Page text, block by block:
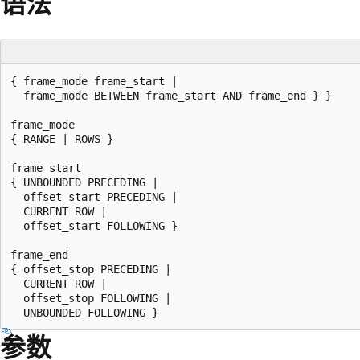
{ frame_mode frame_start |
  frame_mode BETWEEN frame_start AND frame_end } }
frame_mode
{ RANGE | ROWS }
frame_start
{ UNBOUNDED PRECEDING |
  offset_start PRECEDING |
  CURRENT ROW |
  offset_start FOLLOWING }
frame_end
{ offset_stop PRECEDING |
  CURRENT ROW |
  offset_stop FOLLOWING |
参数